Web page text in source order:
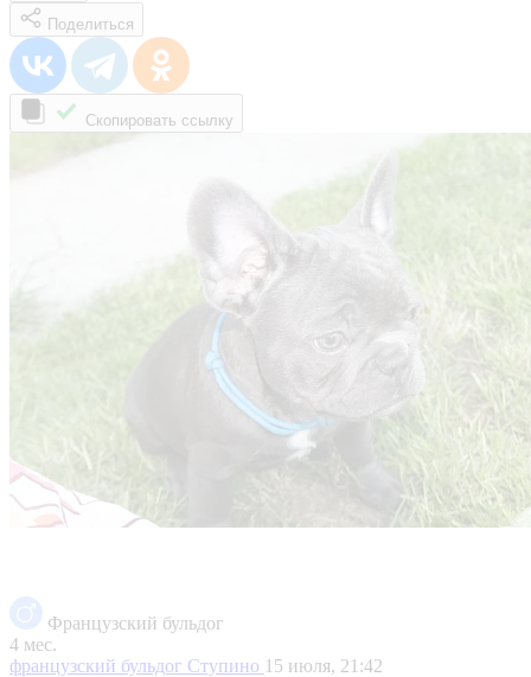
Поделиться
Скопировать ссылку
Французский бульдог
4 мес.
французский бульдог Ступино 15 июля, 21:42